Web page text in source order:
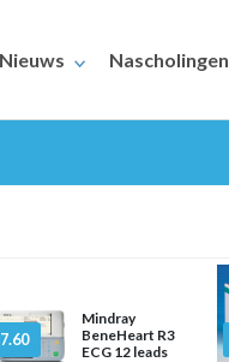
Nieuws Nascholingen
Mindray
BeneHeart R3
ECG 12 leads